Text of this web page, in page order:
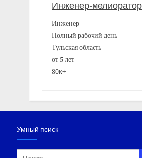
Инженер-мелиоратор
Инженер
Полный рабочий день
Тульская область
от 5 лет
80к+
Умный поиск
Найти: